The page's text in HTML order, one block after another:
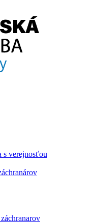
s verejnosťou